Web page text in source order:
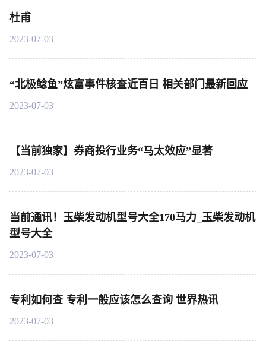
杜甫
2023-07-03
“北极鲶鱼”炫富事件核查近百日 相关部门最新回应
2023-07-03
【当前独家】券商投行业务“马太效应”显著
2023-07-03
当前通讯！玉柴发动机型号大全170马力_玉柴发动机
型号大全
2023-07-03
专利如何查 专利一般应该怎么查询 世界热讯
2023-07-03